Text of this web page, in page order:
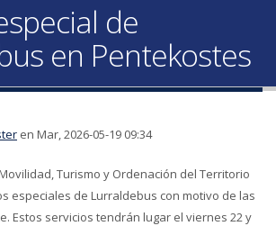
de
en Pentekostes
en Mar, 2026-05-19 09:34
Turismo y Ordenación del Territorio
especiales de Lurraldebus con motivo de las
Estos servicios tendrán lugar el viernes 22 y